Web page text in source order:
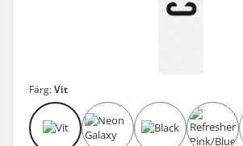
Färg:Vit